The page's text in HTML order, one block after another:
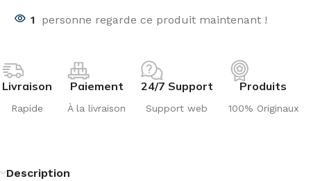
1 personne regarde ce produit maintenant !
Livraison
Rapide
Paiement
À la livraison
24/7 Support
Support web
Produits
100% Originaux
Description